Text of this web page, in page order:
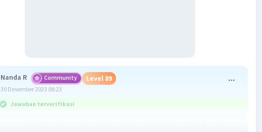
Nanda R Community Level 89
30 Desember 2023 08:23
Jawaban terverifikasi